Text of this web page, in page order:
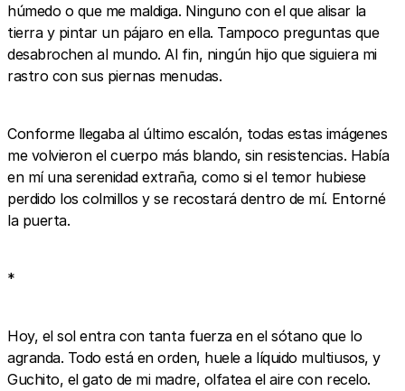
húmedo o que me maldiga. Ninguno con el que alisar la
tierra y pintar un pájaro en ella. Tampoco preguntas que
desabrochen al mundo. Al fin, ningún hijo que siguiera mi
rastro con sus piernas menudas.
Conforme llegaba al último escalón, todas estas imágenes
me volvieron el cuerpo más blando, sin resistencias. Había
en mí una serenidad extraña, como si el temor hubiese
perdido los colmillos y se recostará dentro de mí. Entorné
la puerta.
*
Hoy, el sol entra con tanta fuerza en el sótano que lo
agranda. Todo está en orden, huele a líquido multiusos, y
Guchito, el gato de mi madre, olfatea el aire con recelo.